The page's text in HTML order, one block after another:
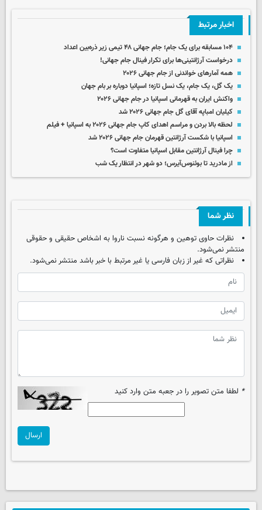
اخبار مرتبط
۱۰۴ مسابقه برای یک جام؛ جام جهانی ۴۸ تیمی زیر ذره‌بین اعداد
درخواست آرژانتینی‌ها برای تکرار فینال جام جهانی!
همه آمارهای خواندنی از جام جهانی ۲۰۲۶
یک گل، یک جام، یک نسل تازه؛ اسپانیا دوباره بر بام جهان
واکنش ایران به قهرمانی اسپانیا در جام جهانی ۲۰۲۶
کیلیان امباپه آقای گل جام جهانی ۲۰۲۶ شد
لحظه بالا بردن و مراسم اهدای کاپ جام جهانی ۲۰۲۶ به اسپانیا + فیلم
اسپانیا با شکست آرژانتین قهرمان جام جهانی ۲۰۲۶ شد
چرا فینال آرژانتین مقابل اسپانیا متفاوت است؟
از مادرید تا بوئنوس‌آیرس؛ دو شهر در انتظار یک شب
نظر شما
نظرات حاوی توهین و هرگونه نسبت ناروا به اشخاص حقیقی و حقوقی
منتشر نمی‌شود.
نظراتی که غیر از زبان فارسی یا غیر مرتبط با خبر باشد منتشر نمی‌شود.
* لطفا متن تصویر را در جعبه متن وارد کنید
ارسال